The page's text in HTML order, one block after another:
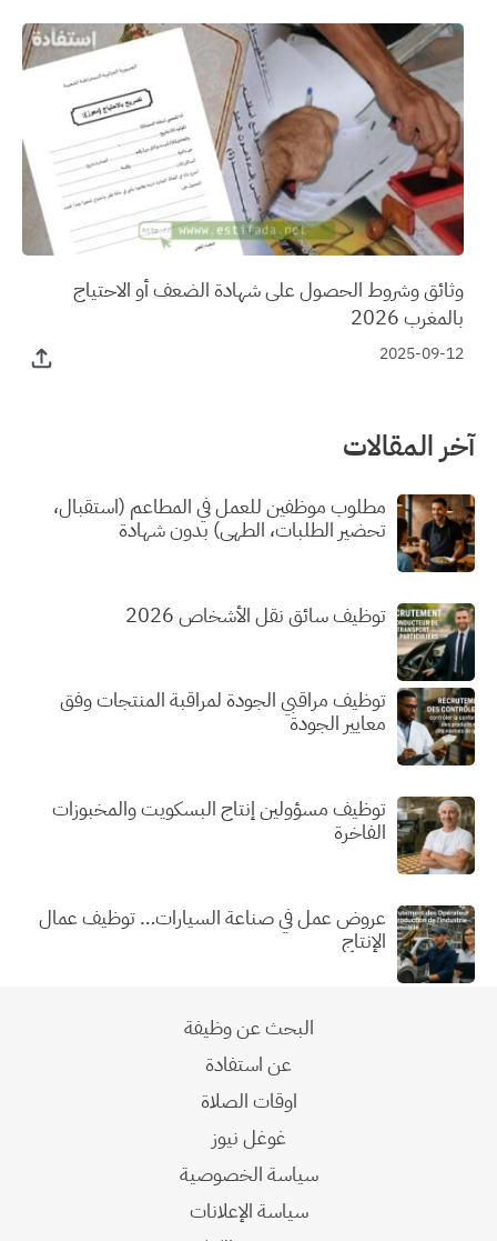
وثائق وشروط الحصول على شهادة الضعف أو الاحتياج
بالمغرب 2026
2025-09-12
آخر المقالات
مطلوب موظفين للعمل في المطاعم (استقبال،
تحضير الطلبات، الطهي) بدون شهادة
توظيف سائق نقل الأشخاص 2026
توظيف مراقبي الجودة لمراقبة المنتجات وفق
معايير الجودة
توظيف مسؤولين إنتاج البسكويت والمخبوزات
الفاخرة
عروض عمل في صناعة السيارات… توظيف عمال
الإنتاج
البحث عن وظيفة
عن استفادة
اوقات الصلاة
غوغل نيوز
سياسة الخصوصية
سياسة الإعلانات